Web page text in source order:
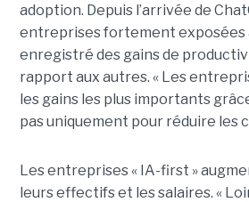
adoption. Depuis l’arrivée de
entreprises fortement exposées
enregistré des gains de
rapport aux autres. « Les
les gains les plus importants
pas uniquement pour réduire les
Les entreprises « IA-first »
leurs effectifs et les salaires. «